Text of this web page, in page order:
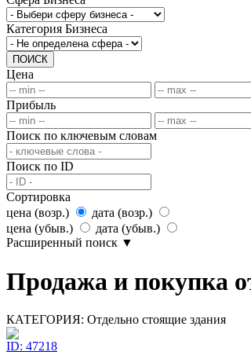
Категория Бизнеса
ПОИСК
Цена
Прибыль
Поиск по ключевым словам
Поиск по ID
Сортировка
цена (возр.)
дата (возр.)
цена (убыв.)
дата (убыв.)
Расширенный поиск ▼
Продажа и покупка
КАТЕГОРИЯ: Отдельно стоящие здания
ID: 47218